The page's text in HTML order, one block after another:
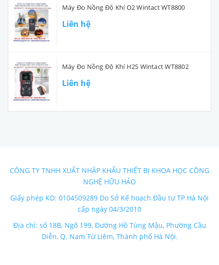
Máy Đo Nồng Độ Khí O2 Wintact WT8800
Liên hệ
Máy Đo Nồng Độ Khí H2S Wintact WT8802
Liên hệ
CÔNG TY TNHH XUẤT NHẬP KHẨU THIẾT BỊ KHOA HỌC CÔNG
NGHỆ HỮU HẢO
Giấy phép KD: 0104509289 Do Sở Kế hoạch Đầu tư TP Hà Nội
cấp ngày 04/3/2010
Địa chỉ: số 18B, Ngõ 199, Đường Hồ Tùng Mậu, Phường Cầu
Diễn, Q. Nam Từ Liêm, Thành phố Hà Nội.